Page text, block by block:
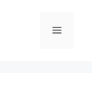
Menu